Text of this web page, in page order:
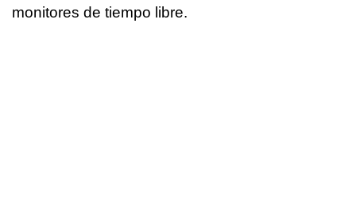
monitores de tiempo libre.